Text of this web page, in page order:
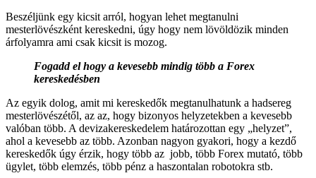
Beszéljünk egy kicsit arról, hogyan lehet megtanulni
mesterlövészként kereskedni, úgy hogy nem lövöldözik minden
árfolyamra ami csak kicsit is mozog.
Fogadd el hogy a kevesebb mindig több a Forex
kereskedésben
Az egyik dolog, amit mi kereskedők megtanulhatunk a hadsereg
mesterlövészétől, az az, hogy bizonyos helyzetekben a kevesebb
valóban több. A devizakereskedelem határozottan egy „helyzet”,
ahol a kevesebb az több. Azonban nagyon gyakori, hogy a kezdő
kereskedők úgy érzik, hogy több az jobb, több Forex mutató, több
ügylet, több elemzés, több pénz a haszontalan robotokra stb.